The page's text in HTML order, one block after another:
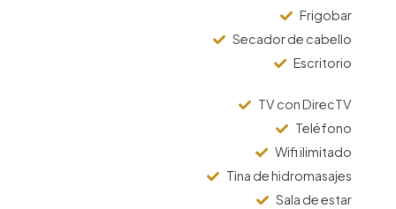
Frigobar
Secador de cabello
Escritorio
TV con DirecTV
Teléfono
Wifi ilimitado
Tina de hidromasajes
Sala de estar